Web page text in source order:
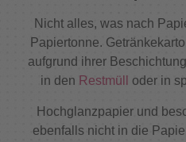
Nicht alles, was nach
Papiertonne.
aufgrund ihrer
in den Restmüll oder in
Hochglanzpapier und
ebenfalls nicht in die